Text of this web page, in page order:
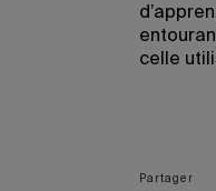
celle
Partager